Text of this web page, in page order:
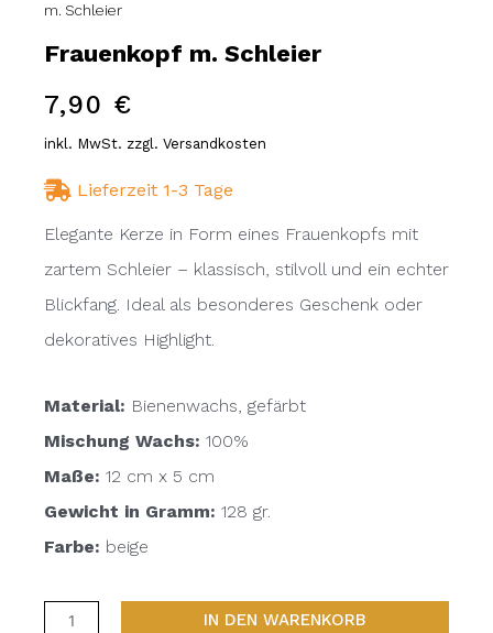
m. Schleier
Frauenkopf m. Schleier
7,90 €
inkl. MwSt. zzgl. Versandkosten
Lieferzeit 1-3 Tage
Elegante Kerze in Form eines Frauenkopfs mit
zartem Schleier – klassisch, stilvoll und ein echter
Blickfang. Ideal als besonderes Geschenk oder
dekoratives Highlight.
Material: Bienenwachs, gefärbt
Mischung Wachs: 100%
Maße: 12 cm x 5 cm
Gewicht in Gramm: 128 gr.
Farbe: beige
IN DEN WARENKORB